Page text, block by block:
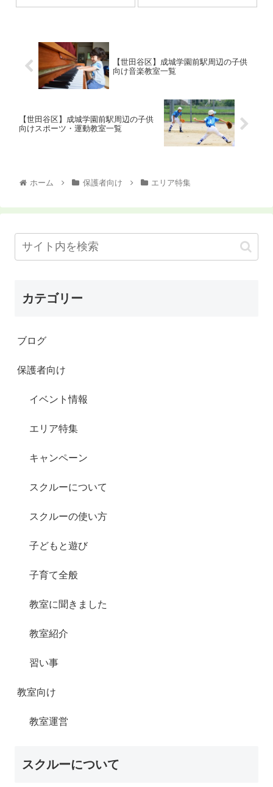
【世田谷区】成城学園前駅周辺の子供
向け音楽教室一覧
【世田谷区】成城学園前駅周辺の子供
向けスポーツ・運動教室一覧
ホーム 保護者向け エリア特集
カテゴリー
ブログ
保護者向け
イベント情報
エリア特集
キャンペーン
スクルーについて
スクルーの使い方
子どもと遊び
子育て全般
教室に聞きました
教室紹介
習い事
教室向け
教室運営
スクルーについて